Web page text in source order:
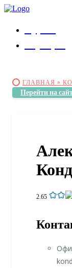
ГЛАВНАЯ »
Перейти на
2.65